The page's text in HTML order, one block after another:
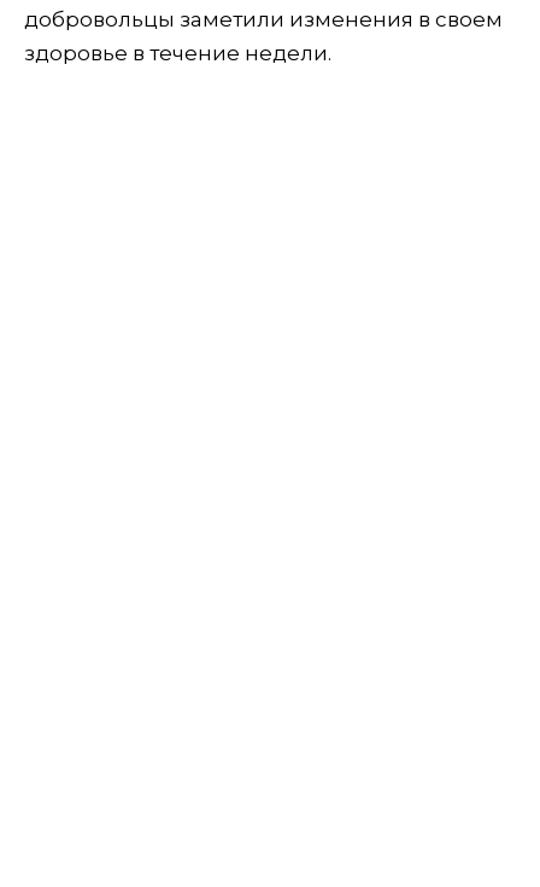
добровольцы заметили изменения в своем
здоровье в течение недели.